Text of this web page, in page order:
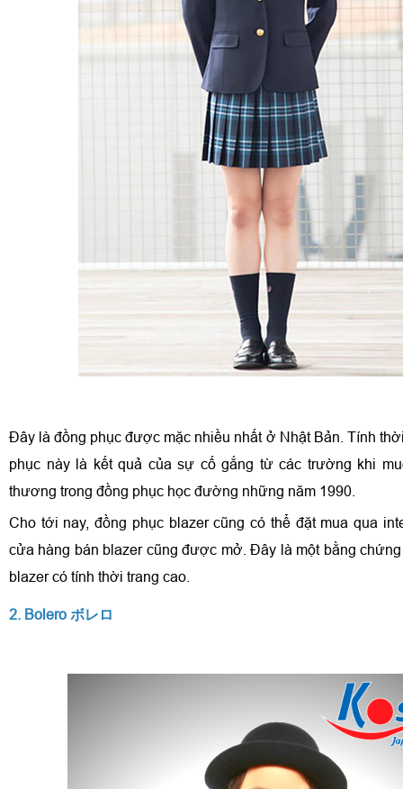
Đây là đồng phục được mặc nhiều nhất ở Nhật Bản. Tính
phục này là kết quả của sự cố gắng từ các trường khi
thương trong đồng phục học đường những năm 1990.
Cho tới nay, đồng phục blazer cũng có thể đặt mua qua
cửa hàng bán blazer cũng được mở. Đây là một bằng
blazer có tính thời trang cao.
2. Bolero ボレロ